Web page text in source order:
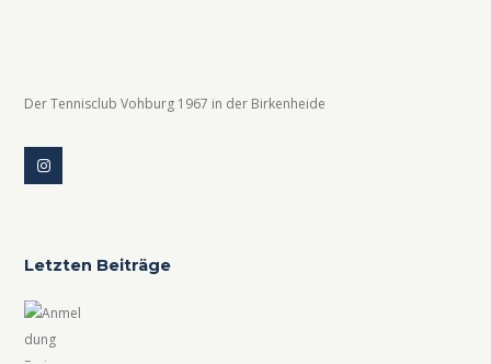
Der Tennisclub Vohburg 1967 in der Birkenheide
Letzten Beiträge